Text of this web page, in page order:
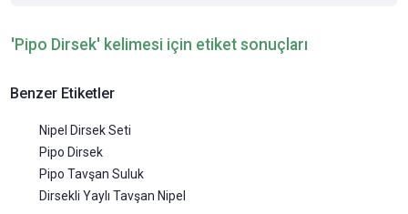
'Pipo Dirsek' kelimesi için etiket sonuçları
Benzer Etiketler
Nipel Dirsek Seti
Pipo Dirsek
Pipo Tavşan Suluk
Dirsekli Yaylı Tavşan Nipel